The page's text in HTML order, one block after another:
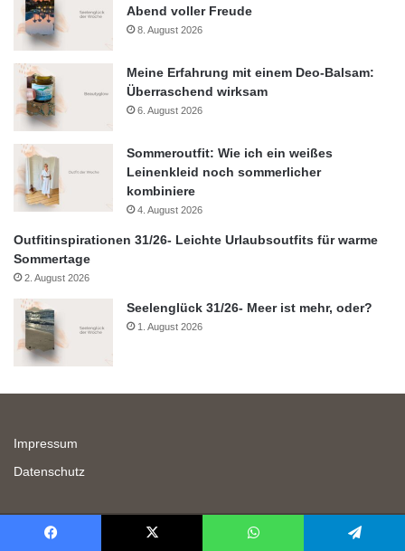
Abend voller Freude
8. August 2026
Meine Erfahrung mit einem Deo-Balsam:
Überraschend wirksam
6. August 2026
Sommeroutfit: Wie ich ein weißes
Leinenkleid noch sommerlicher
kombiniere
4. August 2026
Outfitinspirationen 31/26- Leichte Urlaubsoutfits für warme
Sommertage
2. August 2026
Seelenglück 31/26- Meer ist mehr, oder?
1. August 2026
Impressum
Datenschutz